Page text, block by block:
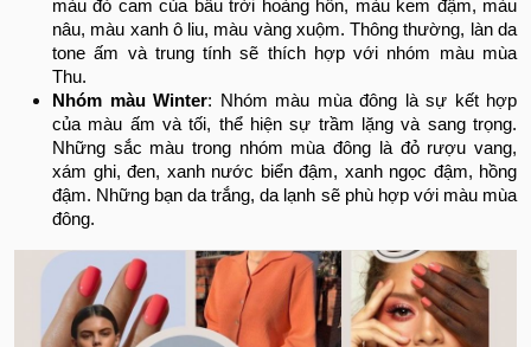
màu đỏ cam của bầu trời hoàng hôn, màu kem đậm, màu
nâu, màu xanh ô liu, màu vàng xuộm. Thông thường, làn da
tone ấm và trung tính sẽ thích hợp với nhóm màu mùa
Thu.
Nhóm màu Winter: Nhóm màu mùa đông là sự kết hợp
của màu ấm và tối, thể hiện sự trầm lặng và sang trọng.
Những sắc màu trong nhóm mùa đông là đỏ rượu vang,
xám ghi, đen, xanh nước biển đậm, xanh ngọc đậm, hồng
đậm. Những bạn da trắng, da lạnh sẽ phù hợp với màu mùa
đông.